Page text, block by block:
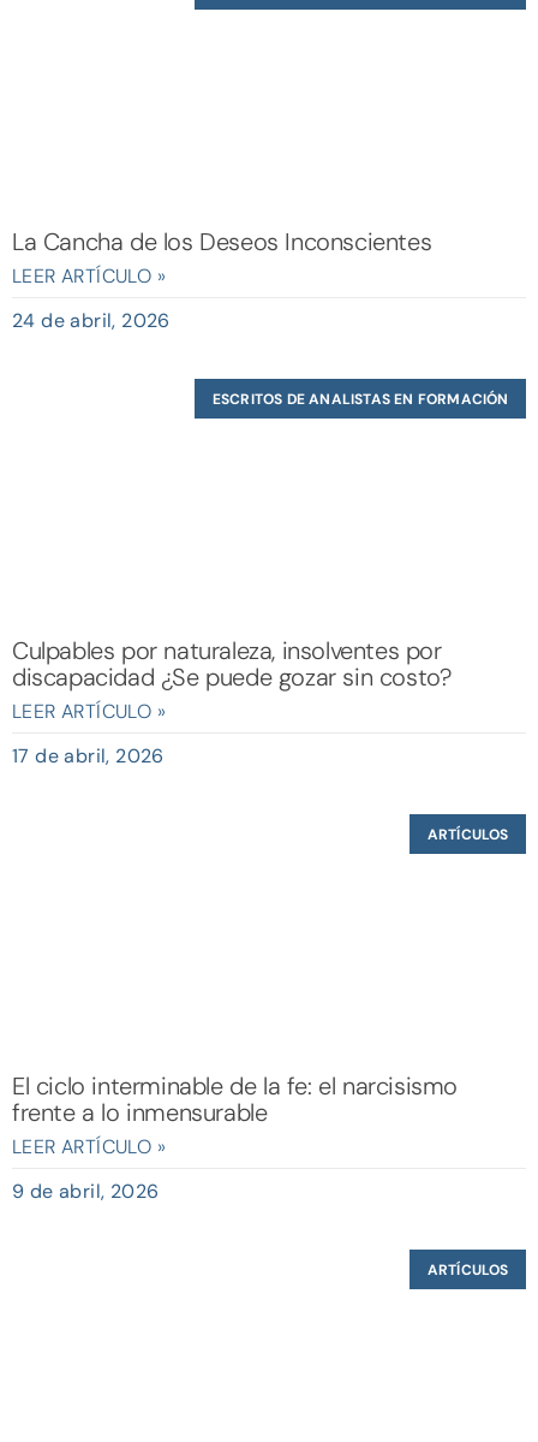
La Cancha de los Deseos Inconscientes
LEER ARTÍCULO »
24 de abril, 2026
ESCRITOS DE ANALISTAS EN FORMACIÓN
Culpables por naturaleza, insolventes por
discapacidad ¿Se puede gozar sin costo?
LEER ARTÍCULO »
17 de abril, 2026
ARTÍCULOS
El ciclo interminable de la fe: el narcisismo
frente a lo inmensurable
LEER ARTÍCULO »
9 de abril, 2026
ARTÍCULOS